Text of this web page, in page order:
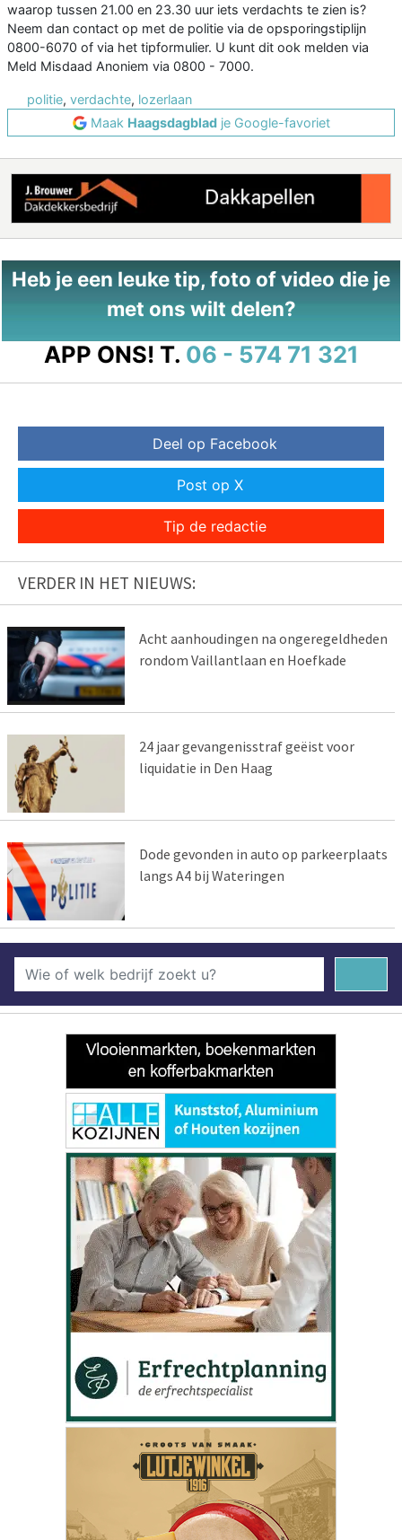
waarop tussen 21.00 en 23.30 uur iets verdachts te zien is?
Neem dan contact op met de politie via de opsporingstiplijn
0800-6070 of via het tipformulier. U kunt dit ook melden via
Meld Misdaad Anoniem via 0800 - 7000.
politie, verdachte, lozerlaan
Maak Haagsdagbladje Google-favoriet
Heb je een leuke tip, foto of video die je
met ons wilt delen?
APP ONS! T. 06 - 574 71 321
Deel op Facebook
Post op X
Tip de redactie
VERDER IN HET NIEUWS:
Acht aanhoudingen na ongeregeldheden
rondom Vaillantlaan en Hoefkade
24 jaar gevangenisstraf geëist voor
liquidatie in Den Haag
Dode gevonden in auto op parkeerplaats
langs A4 bij Wateringen